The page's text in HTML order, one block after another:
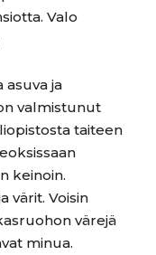
Valo
asuva ja
valmistunut
taiteen
keinoin.
värit. Voisin
värejä
minua.